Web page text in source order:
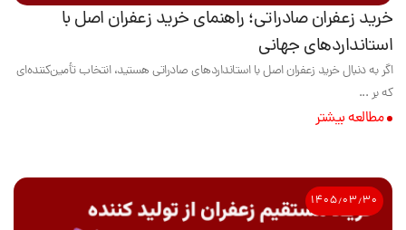
خرید زعفران صادراتی؛ راهنمای خرید زعفران اصل با
استانداردهای جهانی
اگر به دنبال خرید زعفران اصل با استانداردهای صادراتی هستید، انتخاب تأمین‌کننده‌ای
که بر ...
مطالعه بیشتر
۱۴۰۵٫۰۳٫۳۰